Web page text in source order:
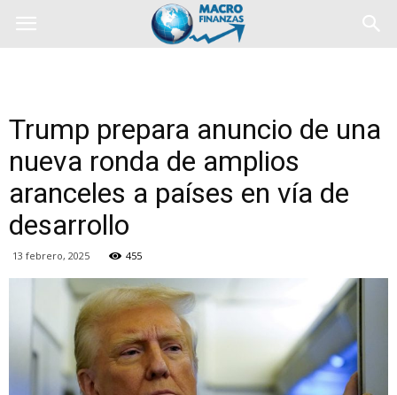
Trump prepara anuncio de una
nueva ronda de amplios
aranceles a países en vía de
desarrollo
13 febrero, 2025 455